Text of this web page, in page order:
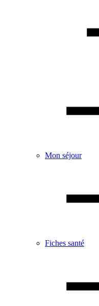
Mon séjour
Fiches santé